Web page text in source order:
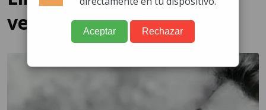
verse el espejo
Aceptar Rechazar